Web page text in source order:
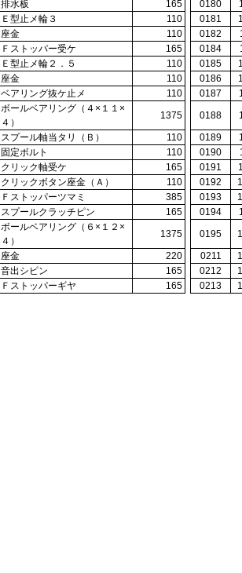
排水板 165 0180
Ｅ型止メ輪３ 110 0181
座金 110 0182
Ｆストッパー受ケ 165 0184
Ｅ型止メ輪２．５ 110 0185
座金 110 0186
ベアリング抜ケ止メ 110 0187
ボールベアリング（４×１１×
４）
1375 0188
スプール軸当タリ（Ｂ） 110 0189
固定ボルト 110 0190
クリック軸受ケ 165 0191
クリックボタン座金（Ａ） 110 0192
Ｆストッパーツマミ 385 0193
スプールクラッチピン 165 0194
ボールベアリング（６×１２×
４）
1375 0195
座金 220 0211
音出シピン 165 0212
Ｆストッパーギヤ 165 0213